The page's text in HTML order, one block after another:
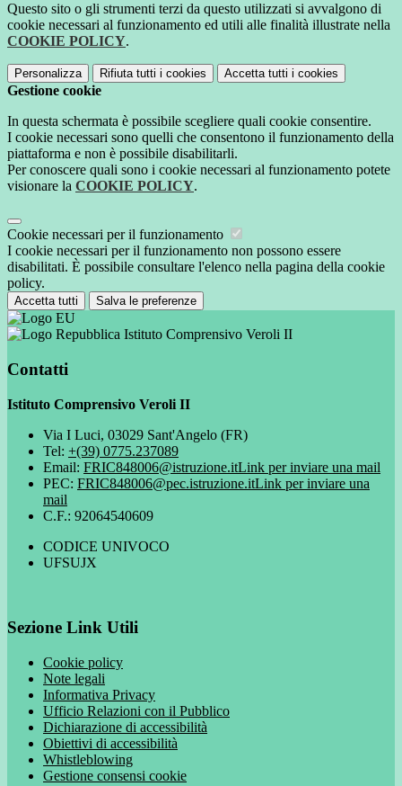
Questo sito o gli strumenti terzi da questo utilizzati si avvalgono di
cookie necessari al funzionamento ed utili alle finalità illustrate nella
COOKIE POLICY.
Personalizza Rifiuta tutti i cookies Accetta tutti i cookies
Gestione cookie
In questa schermata è possibile scegliere quali cookie consentire.
I cookie necessari sono quelli che consentono il funzionamento della
piattaforma e non è possibile disabilitarli.
Per conoscere quali sono i cookie necessari al funzionamento potete
visionare la COOKIE POLICY.
Cookie necessari per il funzionamento
I cookie necessari per il funzionamento non possono essere
disabilitati. È possibile consultare l'elenco nella pagina della cookie
policy.
Accetta tutti Salva le preferenze
Istituto Comprensivo Veroli II
Contatti
Istituto Comprensivo Veroli II
Via I Luci, 03029 Sant'Angelo (FR)
Tel: +(39) 0775.237089
Email: FRIC848006@istruzione.itLink per inviare una mail
PEC: FRIC848006@pec.istruzione.itLink per inviare una
mail
C.F.: 92064540609
CODICE UNIVOCO
UFSUJX
Sezione Link Utili
Cookie policy
Note legali
Informativa Privacy
Ufficio Relazioni con il Pubblico
Dichiarazione di accessibilità
Obiettivi di accessibilità
Whistleblowing
Gestione consensi cookie